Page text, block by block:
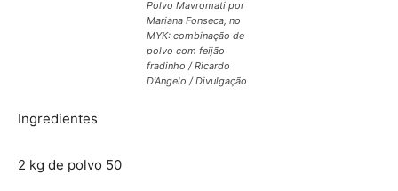
Polvo Mavromati por
Mariana Fonseca, no
MYK: combinação de
polvo com feijão
fradinho / Ricardo
D’Angelo / Divulgação
Ingredientes
2 kg de polvo 50